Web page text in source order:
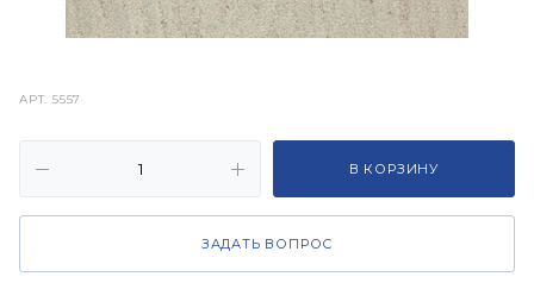
АРТ.5557
В КОРЗИНУ
ЗАДАТЬ ВОПРОС